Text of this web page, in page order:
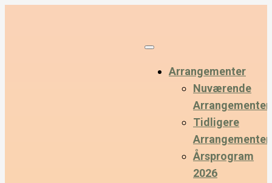
Arrangementer
Nuværende
Arrangementer
Tidligere
Arrangementer
Årsprogram
2026